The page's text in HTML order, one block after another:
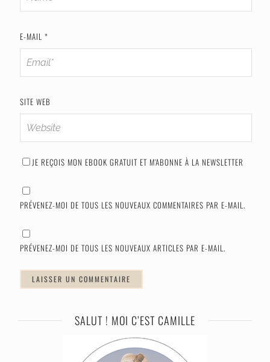
E-MAIL *
SITE WEB
JE REÇOIS MON EBOOK GRATUIT ET M'ABONNE À LA NEWSLETTER
PRÉVENEZ-MOI DE TOUS LES NOUVEAUX COMMENTAIRES PAR E-MAIL.
PRÉVENEZ-MOI DE TOUS LES NOUVEAUX ARTICLES PAR E-MAIL.
SALUT ! MOI C’EST CAMILLE